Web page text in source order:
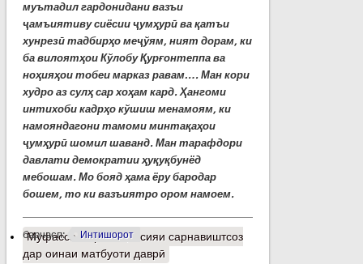
муътадил гардонидани вазъи
ҷамъиятиву сиёсии ҷумҳурӣ ва қатъи
хунрезӣ тадбирҳо меҷўям, ният дорам, ки
ба вилоятҳои Кўлобу Қурғонтеппа ва
ноҳияҳои тобеи марказ равам…. Ман кори
худро аз сулҳ сар хоҳам кард. Ҳангоми
интихоби кадрҳо кўшиш менамоям, ки
намояндагони тамоми минтақаҳои
ҷумҳурӣ шомил шаванд. Ман тарафдори
давлати демократии ҳуқуқбунёд
мебошам. Мо бояд ҳама ёру бародар
бошем, то ки вазъиятро ором намоем.
барчасп: Интишорот
Муфассалтаро Иҷлосияи сарнавиштсоз
дар оинаи матбуоти даврӣ